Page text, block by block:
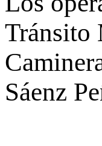
Tránsito
Sáenz